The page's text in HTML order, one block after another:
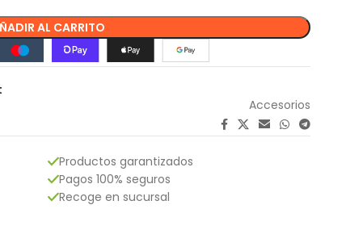
AL CARRITO
Accesorios
Productos garantizados
Pagos 100% seguros
Recoge en sucursal